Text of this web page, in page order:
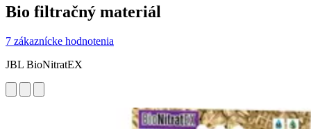
Bio filtračný materiál
7 zákaznícke hodnotenia
JBL BioNitratEX